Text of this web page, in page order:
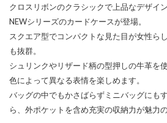
クロスリボンのクラシックで上品なデザイ
NEWシリーズのカードケースが登場。
スクエア型でコンパクトな見た目が女性ら
も抜群。
シュリンクやリザード柄の型押しの牛革を
色によって異なる表情を楽しめます。
バッグの中でもかさばらずミニバッグにも
ら、外ポケットを含め充実の収納力が魅力